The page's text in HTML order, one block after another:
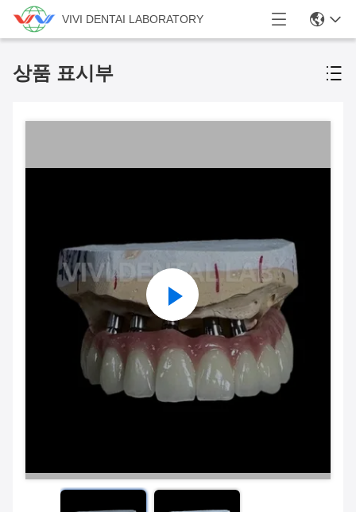
VIVI DENTAI LABORATORY
상품 표시부